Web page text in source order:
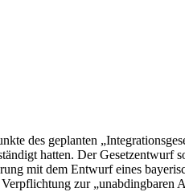
des geplanten
hatten. Der Gesetzentwurf
mit dem Entwurf eines
zur „unabdingbaren